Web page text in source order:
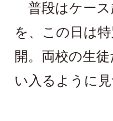
普段はケース
を、この日は
開。両校の生
い入るように見